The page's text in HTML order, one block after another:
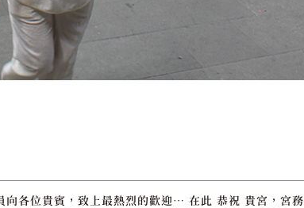
各位貴賓，致上最熱烈的歡迎… 在此 恭祝 貴宮，宮務